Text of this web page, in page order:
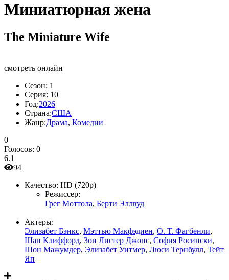
Миниатюрная жена
The Miniature Wife
смотреть онлайн
Сезон: 1
Серия: 10
Год:2026
Страна:США
Жанр:Драма, Комедии
0
Голосов: 0
6.1
94
Качество: HD (720p)
Режиссер:
Грег Моттола, Берти Эллвуд
Актеры:
Элизабет Бэнкс, Мэттью Макфэдиен, О. Т. Фагбенли,
Шан Клиффорд, Зои Листер Джонс, София Росински,
Шон Мажумдер, Элизабет Уитмер, Люси Тернбулл, Тейт
Яп